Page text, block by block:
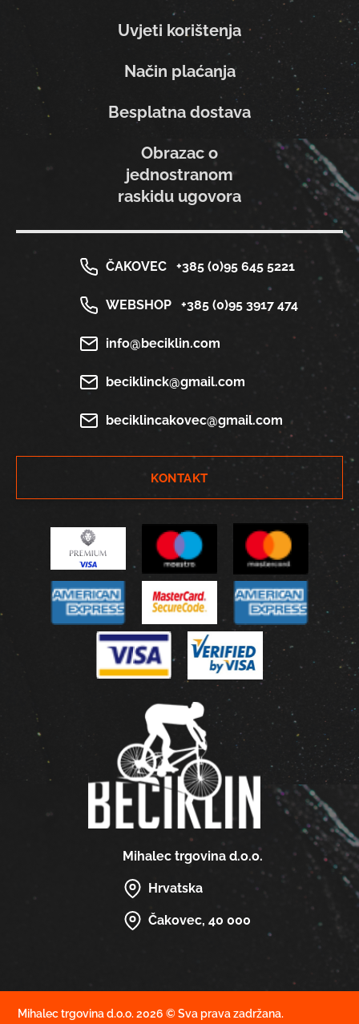
Mihalec trgovina d.o.o.
Hrvatska
Čakovec, 40 000
Uvjeti korištenja
Način plaćanja
Besplatna dostava
Obrazac o
jednostranom
raskidu ugovora
ČAKOVEC +385 (0)95 645 5221
WEBSHOP +385 (0)95 3917 474
info@beciklin.com
beciklinck@gmail.com
beciklincakovec@gmail.com
KONTAKT
Mihalec trgovina d.o.o. 2026 © Sva prava zadržana.